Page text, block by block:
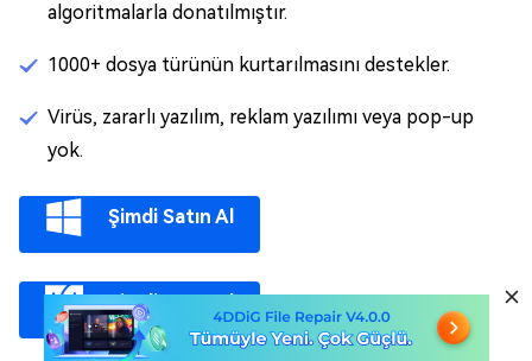
algoritmalarla donatılmıştır.
1000+ dosya türünün kurtarılmasını destekler.
Virüs, zararlı yazılım, reklam yazılımı veya pop-up
yok.
Şimdi Satın Al
Şimdi Satın Al